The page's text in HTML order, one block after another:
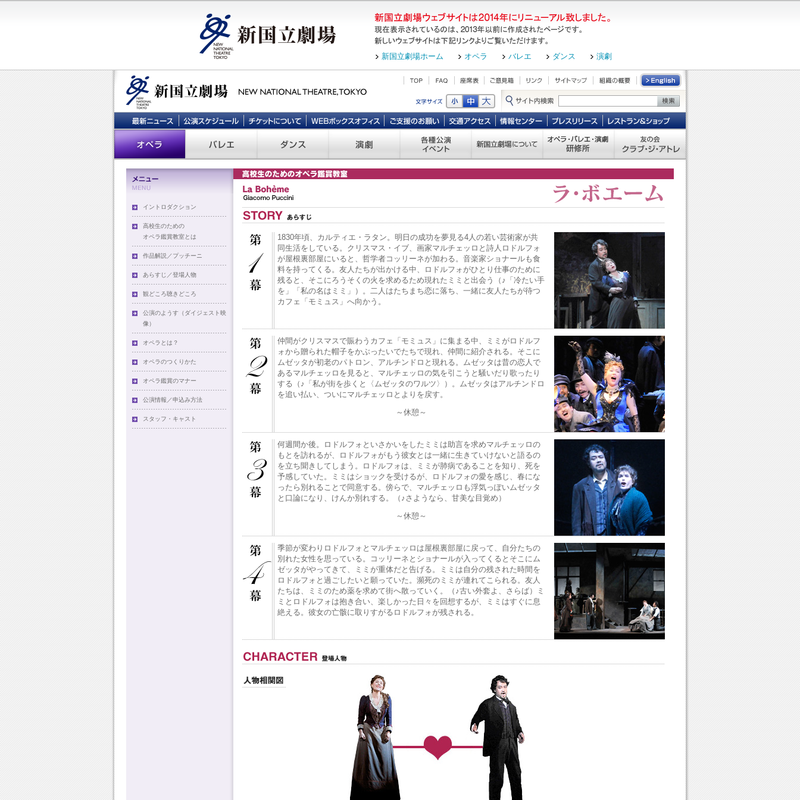
新国立劇場ホーム オペラ バレエ ダンス 演劇
イントロダクション
高校生のための
オペラ鑑賞教室とは
作品解説／プッチーニ
あらすじ／登場人物
観どころ聴きどころ
公演のようす（ダイジェスト映
像）
オペラとは？
オペラのつくりかた
オペラ鑑賞のマナー
公演情報／申込み方法
スタッフ・キャスト
1830年頃、カルティエ・ラタン。明日の成功を夢見る4人の若い芸術家が共
同生活をしている。クリスマス・イブ、画家マルチェッロと詩人ロドルフォ
が屋根裏部屋にいると、哲学者コッリーネが加わる。音楽家ショナールも食
料を持ってくる。友人たちが出かける中、ロドルフォがひとり仕事のために
残ると、そこにろうそくの火を求めるため現れたミミと出会う（♪「冷たい手
を」「私の名はミミ」）。二人はたちまち恋に落ち、一緒に友人たちが待つ
カフェ「モミュス」へ向かう。
仲間がクリスマスで賑わうカフェ「モミュス」に集まる中、ミミがロドルフ
ォから贈られた帽子をかぶったいでたちで現れ、仲間に紹介される。そこに
ムゼッタが初老のパトロン、アルチンドロと現れる。ムゼッタは昔の恋人で
あるマルチェッロを見ると、マルチェッロの気を引こうと騒いだり歌ったり
する（♪「私が街を歩くと〈ムゼッタのワルツ〉）。ムゼッタはアルチンドロ
を追い払い、ついにマルチェッロとよりを戻す。
～休憩～
何週間か後。ロドルフォといさかいをしたミミは助言を求めマルチェッロの
もとを訪れるが、ロドルフォがもう彼女とは一緒に生きていけないと語るの
を立ち聞きしてしまう。ロドルフォは、ミミが肺病であることを知り、死を
予感していた。ミミはショックを受けるが、ロドルフォの愛を感じ、春にな
ったら別れることで同意する。傍らで、マルチェッロも浮気っぽいムゼッタ
と口論になり、けんか別れする。（♪さようなら、甘美な目覚め）
～休憩～
季節が変わりロドルフォとマルチェッロは屋根裏部屋に戻って、自分たちの
別れた女性を思っている。コッリーネとショナールが入ってくるとそこにム
ゼッタがやってきて、ミミが重体だと告げる。ミミは自分の残された時間を
ロドルフォと過ごしたいと願っていた。瀕死のミミが連れてこられる。友人
たちは、ミミのため薬を求めて街へ散っていく。（♪古い外套よ、さらば）ミ
ミとロドルフォは抱き合い、楽しかった日々を回想するが、ミミはすぐに息
絶える。彼女の亡骸に取りすがるロドルフォが残される。